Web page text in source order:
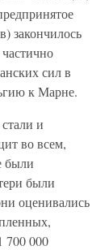
закончилось
сил в
к Марне.
и
во всем,
были
были
оценивались
700 000